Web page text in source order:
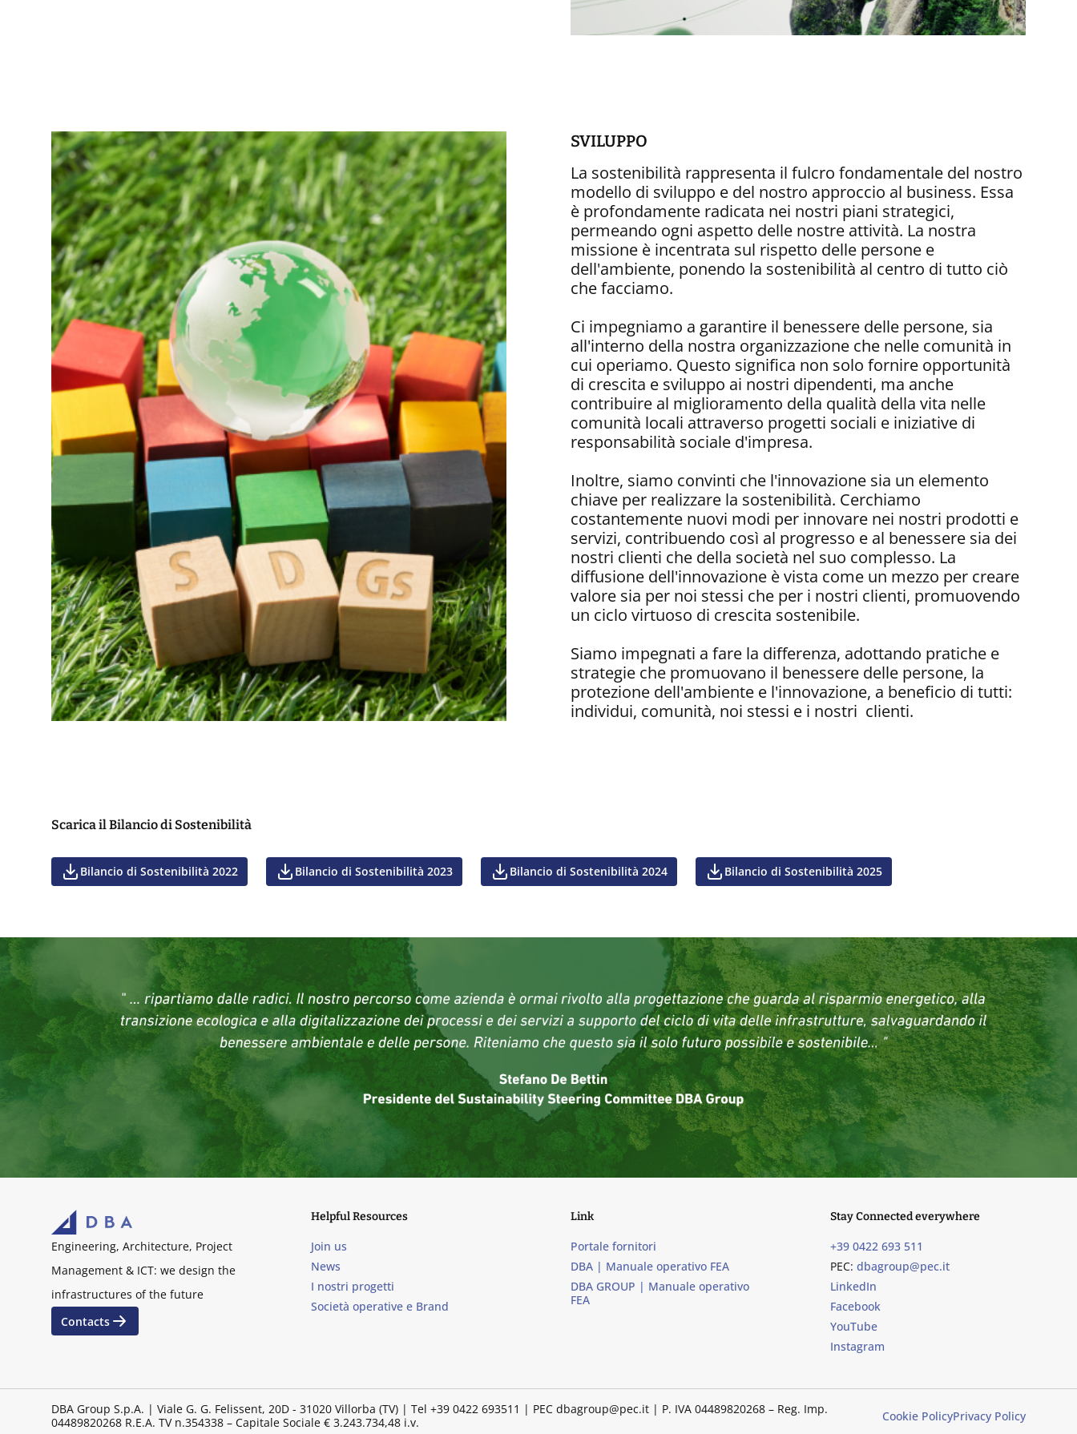
SVILUPPO
La sostenibilità rappresenta il fulcro fondamentale del nostro
modello di sviluppo e del nostro approccio al business. Essa
è profondamente radicata nei nostri piani strategici,
permeando ogni aspetto delle nostre attività. La nostra
missione è incentrata sul rispetto delle persone e
dell'ambiente, ponendo la sostenibilità al centro di tutto ciò
che facciamo.
Ci impegniamo a garantire il benessere delle persone, sia
all'interno della nostra organizzazione che nelle comunità in
cui operiamo. Questo significa non solo fornire opportunità
di crescita e sviluppo ai nostri dipendenti, ma anche
contribuire al miglioramento della qualità della vita nelle
comunità locali attraverso progetti sociali e iniziative di
responsabilità sociale d'impresa.
Inoltre, siamo convinti che l'innovazione sia un elemento
chiave per realizzare la sostenibilità. Cerchiamo
costantemente nuovi modi per innovare nei nostri prodotti e
servizi, contribuendo così al progresso e al benessere sia dei
nostri clienti che della società nel suo complesso. La
diffusione dell'innovazione è vista come un mezzo per creare
valore sia per noi stessi che per i nostri clienti, promuovendo
un ciclo virtuoso di crescita sostenibile.
Siamo impegnati a fare la differenza, adottando pratiche e
strategie che promuovano il benessere delle persone, la
protezione dell'ambiente e l'innovazione, a beneficio di tutti:
individui, comunità, noi stessi e i nostri clienti.
Scarica il Bilancio di Sostenibilità
Bilancio di Sostenibilità 2022 Bilancio di Sostenibilità 2023 Bilancio di Sostenibilità 2024 Bilancio di Sostenibilità 2025
Engineering, Architecture, Project
Management & ICT: we design the
infrastructures of the future
Contacts
Helpful Resources
Join us
News
I nostri progetti
Società operative e Brand
Link
Portale fornitori
DBA | Manuale operativo FEA
DBA GROUP | Manuale operativo
FEA
Stay Connected everywhere
+39 0422 693 511
PEC: dbagroup@pec.it
LinkedIn
Facebook
YouTube
Instagram
DBA Group S.p.A. | Viale G. G. Felissent, 20D - 31020 Villorba (TV) | Tel +39 0422 693511 | PEC dbagroup@pec.it | P. IVA 04489820268 – Reg. Imp.
04489820268 R.E.A. TV n.354338 – Capitale Sociale € 3.243.734,48 i.v.
Cookie PolicyPrivacy Policy